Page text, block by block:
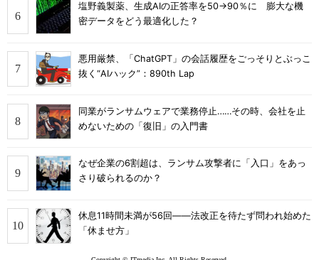
塩野義製薬、生成AIの正答率を50→90％に 膨大な機
密データをどう最適化した？
悪用厳禁、「ChatGPT」の会話履歴をごっそりとぶっこ
抜く“AIハック”：890th Lap
同業がランサムウェアで業務停止……その時、会社を止
めないための「復旧」の入門書
なぜ企業の6割超は、ランサム攻撃者に「入口」をあっ
さり破られるのか？
休息11時間未満が56回――法改正を待たず問われ始めた
「休ませ方」